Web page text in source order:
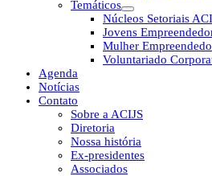
Temáticos
Núcleos Setoriais
Jovens
Mulher
Voluntariado
Agenda
Notícias
Contato
Sobre a ACIJS
Diretoria
Nossa história
Ex-presidentes
Associados